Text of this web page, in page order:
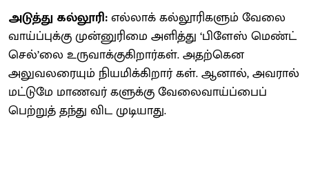
அடுத்து கல்லூரி:எல்லாக் கல்லூரிகளும் வேலை
வாய்ப்புக்கு முன்னுரிமை அளித்து ‘பிளேஸ் மெண்ட்
செல்’லை உருவாக்குகிறார்கள். அதற்கென
அலுவலரையும் நியமிக்கிறார் கள். ஆனால், அவரால்
மட்டுமே மாணவர் களுக்கு வேலைவாய்ப்பைப்
பெற்றுத் தந்து விட முடியாது.